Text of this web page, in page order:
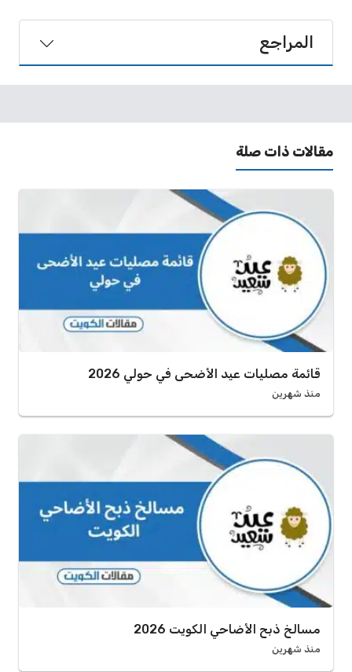
المراجع
مقالات ذات صلة
قائمة مصليات عيد الأضحى في حولي 2026
منذ شهرين
مسالخ ذبح الأضاحي الكويت 2026
منذ شهرين